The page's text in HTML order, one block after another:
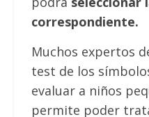
correspondiente.
Muchos expertos
test de los
evaluar a niños
permite poder